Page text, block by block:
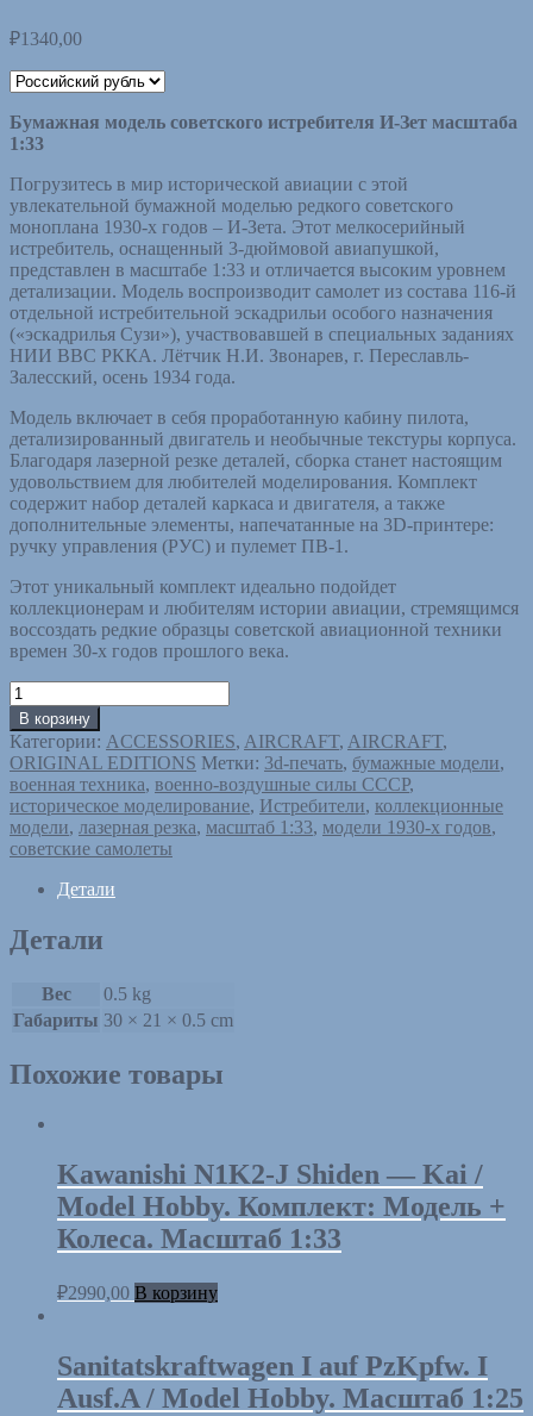
₽1340,00
Бумажная модель советского истребителя И-Зет масштаба
1:33
Погрузитесь в мир исторической авиации с этой
увлекательной бумажной моделью редкого советского
моноплана 1930-х годов – И-Зета. Этот мелкосерийный
истребитель, оснащенный 3-дюймовой авиапушкой,
представлен в масштабе 1:33 и отличается высоким уровнем
детализации. Модель воспроизводит самолет из состава 116-й
отдельной истребительной эскадрильи особого назначения
(«эскадрилья Сузи»), участвовавшей в специальных заданиях
НИИ ВВС РККА. Лётчик Н.И. Звонарев, г. Переславль-
Залесский, осень 1934 года.
Модель включает в себя проработанную кабину пилота,
детализированный двигатель и необычные текстуры корпуса.
Благодаря лазерной резке деталей, сборка станет настоящим
удовольствием для любителей моделирования. Комплект
содержит набор деталей каркаса и двигателя, а также
дополнительные элементы, напечатанные на 3D-принтере:
ручку управления (РУС) и пулемет ПВ-1.
Этот уникальный комплект идеально подойдет
коллекционерам и любителям истории авиации, стремящимся
воссоздать редкие образцы советской авиационной техники
времен 30-х годов прошлого века.
Количество
товара
Григорович
И-
Z.
Модель
+
Аксессуары.
Масштаб
1:33.
КФ
В корзину
Категории: ACCESSORIES, AIRCRAFT, AIRCRAFT,
ORIGINAL EDITIONS Метки: 3d-печать, бумажные модели,
военная техника, военно-воздушные силы СССР,
историческое моделирование, Истребители, коллекционные
модели, лазерная резка, масштаб 1:33, модели 1930-х годов,
советские самолеты
Детали
Детали
Вес
0.5 kg
Габариты 30 × 21 × 0.5 cm
Похожие товары
Kawanishi N1K2-J Shiden — Kai /
Model Hobby. Комплект: Модель +
Колеса. Масштаб 1:33
₽2990,00 В корзину
Sanitatskraftwagen I auf PzKpfw. I
Ausf.A / Model Hobby. Масштаб 1:25